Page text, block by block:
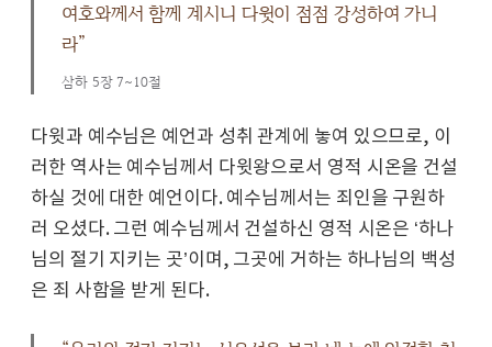
여호와께서 함께 계시니 다윗이 점점 강성하여 가니
라”
삼하 5장 7~10절
다윗과 예수님은 예언과 성취 관계에 놓여 있으므로, 이
러한 역사는 예수님께서 다윗왕으로서 영적 시온을 건설
하실 것에 대한 예언이다. 예수님께서는 죄인을 구원하
러 오셨다. 그런 예수님께서 건설하신 영적 시온은 ‘하나
님의 절기 지키는 곳’이며, 그곳에 거하는 하나님의 백성
은 죄 사함을 받게 된다.